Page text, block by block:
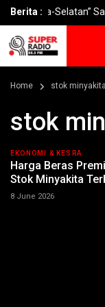
Berita :Selatan”
Home stok minyakita
stok
EKONOMI & KESRA
Harga Beras
Stok Minyakita
8 June 2026